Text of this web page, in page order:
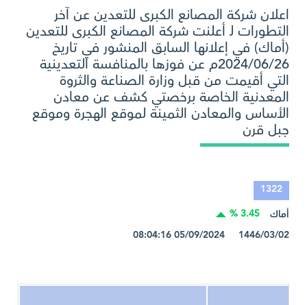
اعلان شركة المصانع الكبرى للتعدين عن آخر
التطورات لـ أعلنت شركة المصانع الكبرى للتعدين
(أماك) في إعلانها السابق المنشور في تاريخ
2024/06/26م عن فوزها بالمنافسة التعدينية
التي أقيمت من قبل وزارة الصناعة والثروة
المعدنية الخاصة برخصتي كشف عن معادن
الأساس والمعادن الثمينة لموقع الهجرة وموقع
جبل قرن
1322
أماك
3.45 %
1446/03/02 05/09/2024 08:04:16